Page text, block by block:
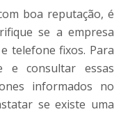
boa reputação, é
se a empresa
telefone fixos. Para
e consultar essas
informados no
se existe uma